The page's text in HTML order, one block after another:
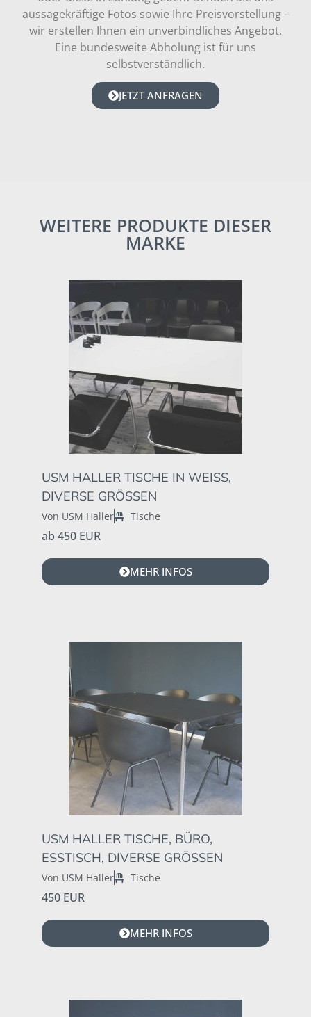
aussagekräftige Fotos sowie Ihre Preisvorstellung –
wir erstellen Ihnen ein unverbindliches Angebot.
Eine bundesweite Abholung ist für uns
selbstverständlich.
JETZT ANFRAGEN
WEITERE PRODUKTE DIESER
MARKE
USM HALLER TISCHE IN WEISS, D
IVERSE GRÖSSEN
Von USM Haller Tische
ab 450 EUR
MEHR INFOS
USM HALLER TISCHE, BÜRO,
ESSTISCH, DIVERSE GRÖSSEN
Von USM Haller Tische
450 EUR
MEHR INFOS